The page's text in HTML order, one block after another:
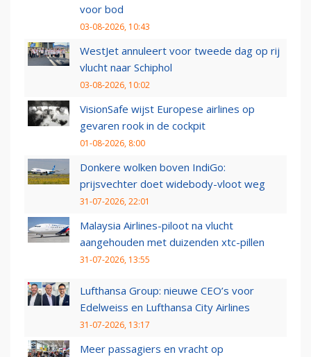
voor bod
03-08-2026, 10:43
WestJet annuleert voor tweede dag op rij
vlucht naar Schiphol
03-08-2026, 10:02
VisionSafe wijst Europese airlines op
gevaren rook in de cockpit
01-08-2026, 8:00
Donkere wolken boven IndiGo:
prijsvechter doet widebody-vloot weg
31-07-2026, 22:01
Malaysia Airlines-piloot na vlucht
aangehouden met duizenden xtc-pillen
31-07-2026, 13:55
Lufthansa Group: nieuwe CEO’s voor
Edelweiss en Lufthansa City Airlines
31-07-2026, 13:17
Meer passagiers en vracht op